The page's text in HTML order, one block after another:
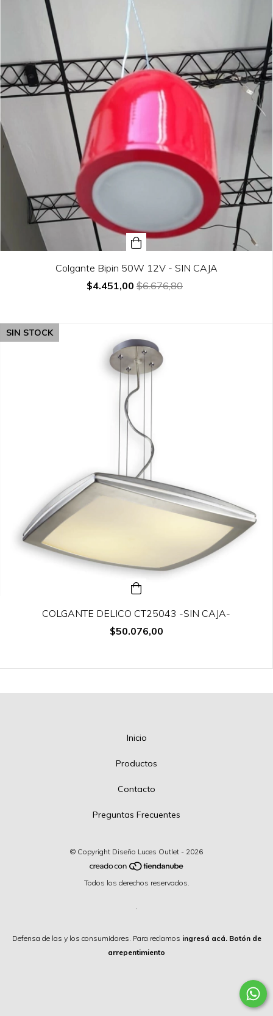
Colgante Bipin 50W 12V - SIN CAJA
$4.451,00 $6.676,80
SIN STOCK
COLGANTE DELICO CT25043 -SIN CAJA-
$50.076,00
Inicio
Productos
Contacto
Preguntas Frecuentes
© Copyright Diseño Luces Outlet - 2026
Todos los derechos reservados.
.
Defensa de las y los consumidores. Para reclamos ingresá acá. Botón de
arrepentimiento